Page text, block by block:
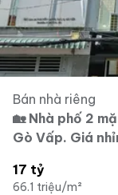
Bán nhà riêng
🏡 Nhà phố 2
Gò Vấp. Giá
17 tỷ
66.1 triệu/m²